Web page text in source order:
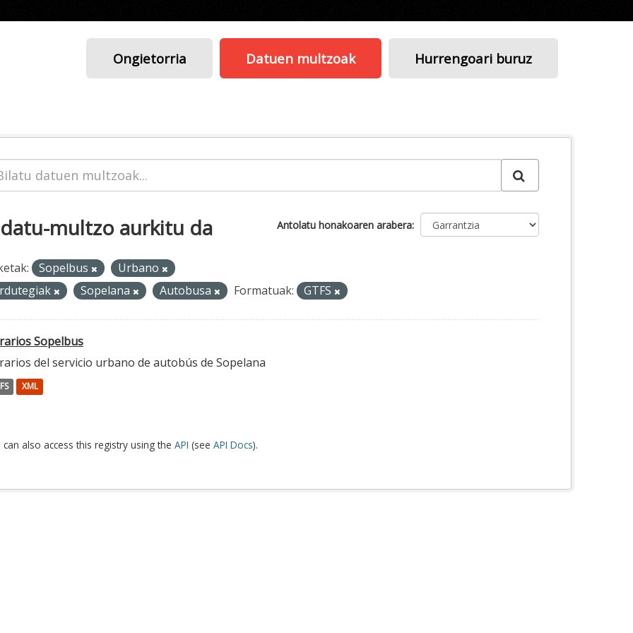
Ongietorria Datuen multzoak Hurrengoari buruz
Antolatu honakoaren arabera
multzo aurkitu da
Sopelbus
Urbano
Sopelana Autobusa Formatuak: GTFS
Sopelbus
del servicio urbano de autobús de Sopelana
XML
can also access this registry using the API (see API Docs).